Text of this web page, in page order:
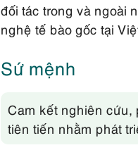
đối tác trong và ngoài
nghệ tế bào gốc tại
Sứ mệnh
Cam kết nghiên cứu,
tiên tiến nhằm phát